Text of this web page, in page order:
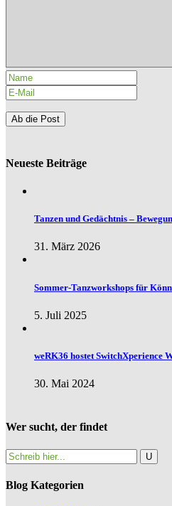
Neueste Beiträge
Tanzen und Gedächtnis –
31. März 2026
Sommer-Tanzworkshops für
5. Juli 2025
weRK36 hostet SwitchXperience
30. Mai 2024
Wer sucht, der findet
Blog Kategorien